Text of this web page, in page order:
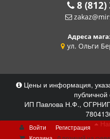
8 (812)
Адреса
ул. Ольги
Цены и информация,
ИП Павлова Н.Ф.,
Войти
Регистрация